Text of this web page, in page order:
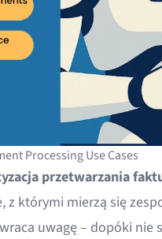
Processing Use Cases
przetwarzania
którymi mierzą się
uwagę – dopóki nie